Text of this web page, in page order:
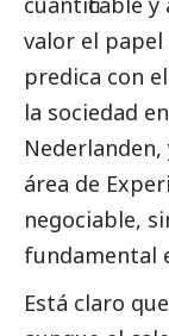
valor el papel
predica con
la sociedad
Nederlanden,
área de
negociable,
fundamental
Está claro